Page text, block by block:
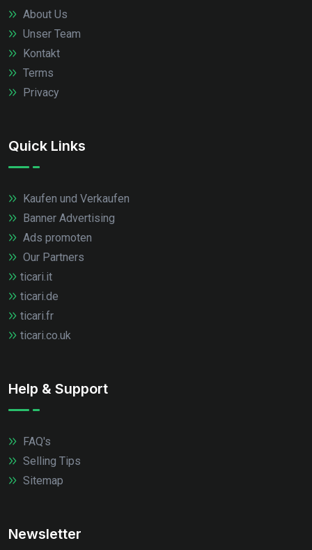
About Us
Unser Team
Kontakt
Terms
Privacy
Quick Links
Kaufen und Verkaufen
Banner Advertising
Ads promoten
Our Partners
ticari.it
ticari.de
ticari.fr
ticari.co.uk
Help & Support
FAQ's
Selling Tips
Sitemap
Newsletter